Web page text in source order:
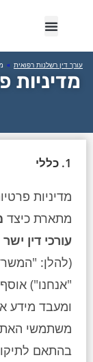
עורך דין רשלנות רפואית »
מדיניות
1. כללי
מדיניות
מתארת כיצד
עורכי דין
(להלן:
"אנחנו")
ומעבד מידע
משתמשי